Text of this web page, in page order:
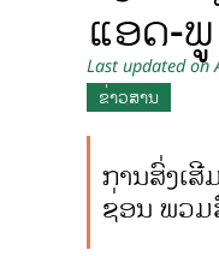
ແອດ-
Last updated on
ຂ່າວສານ
ການສົ່ງເ
ຊ່ອນ ພວມ